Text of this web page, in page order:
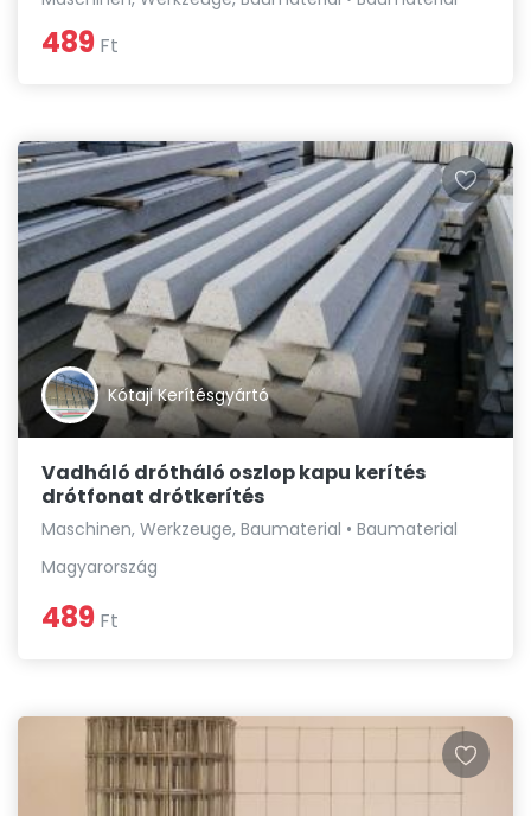
489 Ft
Kótaji Kerítésgyártó
Vadháló drótháló oszlop kapu kerítés
drótfonat drótkerítés
Maschinen, Werkzeuge, Baumaterial • Baumaterial
Magyarország
489 Ft